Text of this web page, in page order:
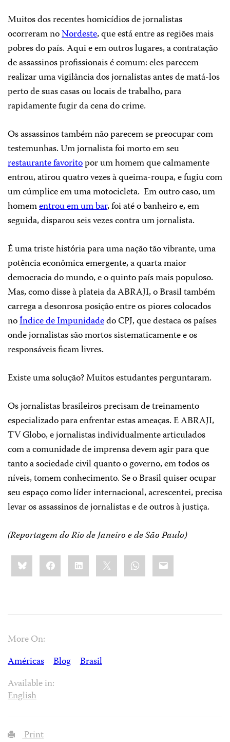
Muitos dos recentes homicídios de jornalistas
ocorreram noNordeste, que está entre as regiões mais
pobres do país. Aqui e em outros lugares, a contratação
de assassinos profissionais é comum: eles parecem
realizar uma vigilância dos jornalistas antes de matá-los
perto de suas casas ou locais de trabalho, para
rapidamente fugir da cena do crime.
Os assassinos também não parecem se preocupar com
testemunhas. Um jornalista foi morto em seu
restaurante favoritopor um homem que calmamente
entrou, atirou quatro vezes à queima-roupa, e fugiu com
um cúmplice em uma motocicleta. Em outro caso, um
homementrou em um bar, foi até o banheiro e, em
seguida, disparou seis vezes contra um jornalista.
É uma triste história para uma nação tão vibrante, uma
potência econômica emergente, a quarta maior
democracia do mundo, e o quinto país mais populoso.
Mas, como disse à plateia da ABRAJI, o Brasil também
carrega a desonrosa posição entre os piores colocados
noÍndice de Impunidadedo CPJ, que destaca os países
onde jornalistas são mortos sistematicamente e os
responsáveis ficam livres.
Existe uma solução? Muitos estudantes perguntaram.
Os jornalistas brasileiros precisam de treinamento
especializado para enfrentar estas ameaças. E ABRAJI,
TV Globo, e jornalistas individualmente articulados
com a comunidade de imprensa devem agir para que
tanto a sociedade civil quanto o governo, em todos os
níveis, tomem conhecimento. Se o Brasil quiser ocupar
seu espaço como líder internacional, acrescentei, precisa
levar os assassinos de jornalistas e de outros à justiça.
(Reportagem do Rio de Janeiro e de São Paulo)
Share
this:BlueskyFacebookLinkedIn WhatsApp
Email
More On:
Américas
Blog
Brasil
Available in:
English
Print